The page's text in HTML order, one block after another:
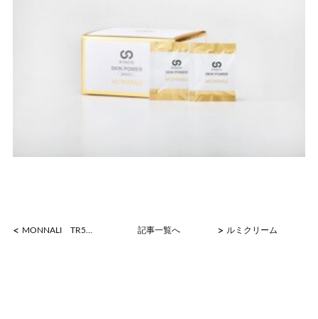
< MONNALI TR50クレンジング 記事一覧へ >ルミクリーム